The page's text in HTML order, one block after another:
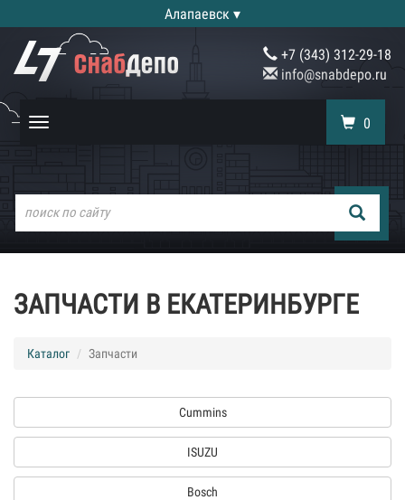
Алапаевск ▾
+7 (343) 312-29-18
info@snabdepo.ru
Toggle
0
ЗАПЧАСТИ В ЕКАТЕРИНБУРГЕ
Каталог Запчасти
Cummins
ISUZU
Bosch